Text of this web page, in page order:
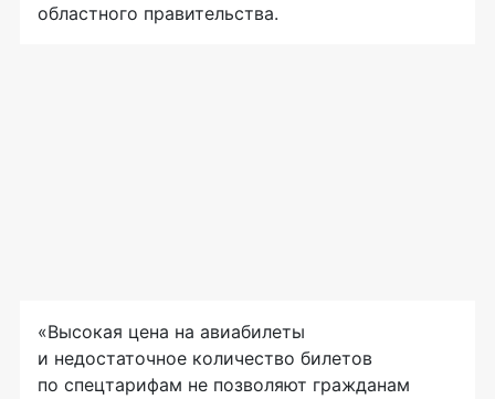
областного правительства.
«Высокая цена на авиабилеты
и недостаточное количество билетов
по спецтарифам не позволяют гражданам